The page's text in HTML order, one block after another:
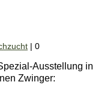
| 0
Ausstellung in
Zwinger: